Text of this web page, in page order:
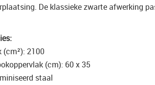
De klassieke zwarte afwerking
(cm²): 2100
(cm): 60 x 35
staal